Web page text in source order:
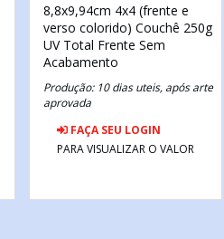
8,8x9,94cm 4x4 (frente e
verso colorido) Couchê 250g
UV Total Frente Sem
Acabamento
Produção: 10 dias uteis, após arte
aprovada
FAÇA SEU LOGIN
PARA VISUALIZAR O VALOR